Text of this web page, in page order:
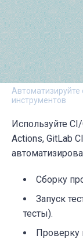
Автоматизируйте
инструментов
Используйте
Actions, GitLab
Сборку
Запуск
тесты).
Проверку